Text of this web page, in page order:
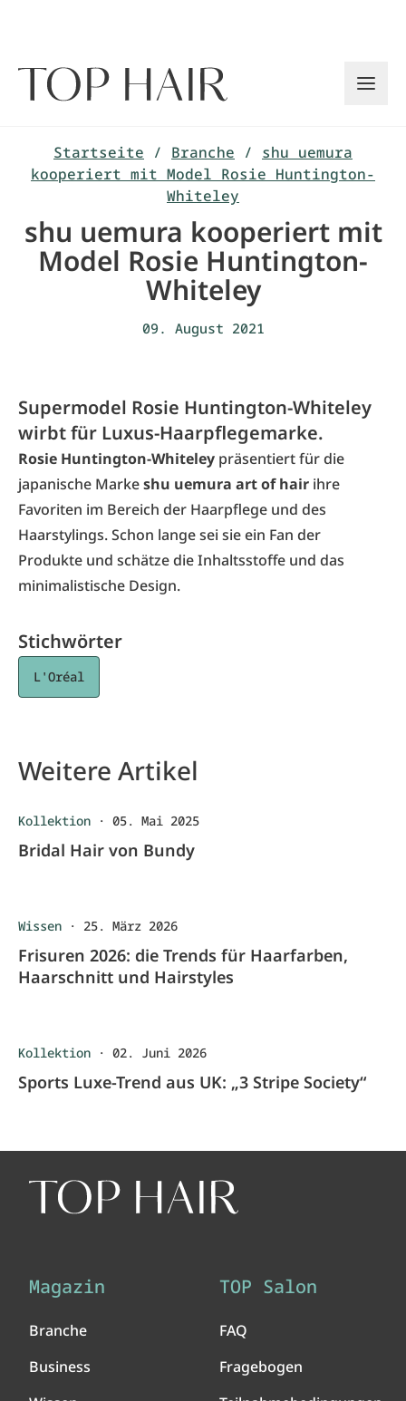
Startseite / Branche / shu uemura
kooperiert mit Model Rosie Huntington-
Whiteley
shu uemura kooperiert mit
Model Rosie Huntington-
Whiteley
09. August 2021
Supermodel Rosie Huntington-Whiteley
wirbt für Luxus-Haarpflegemarke.
Rosie Huntington-Whiteley präsentiert für die
japanische Markeshu uemura art of hair ihre
Favoriten im Bereich der Haarpflege und des
Haarstylings. Schon lange sei sie ein Fan der
Produkte und schätze die Inhaltsstoffe und das
minimalistische Design.
Stichwörter
L'Oréal
Weitere Artikel
Kollektion · 05. Mai 2025
Bridal Hair von Bundy
Wissen · 25. März 2026
Frisuren 2026: die Trends für Haarfarben,
Haarschnitt und Hairstyles
Kollektion · 02. Juni 2026
Sports Luxe-Trend aus UK: „3 Stripe Society“
Magazin
Branche
Business
TOP Salon
FAQ
Fragebogen